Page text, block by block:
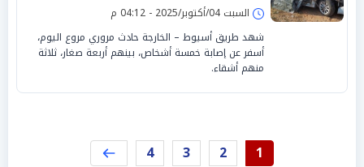
السبت 04/أكتوبر/2025 - 04:12 م
شهد طريق أسيوط – الخارجة حادث مروري مروع اليوم،
أسفر عن إصابة خمسة أشخاص، بينهم أربعة صغار، ثلاثة
منهم أشقاء.
1
2
3
4